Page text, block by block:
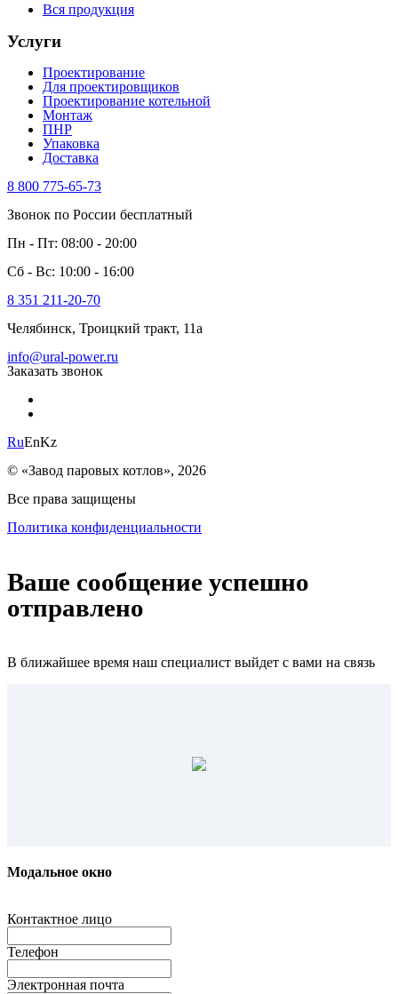
Вся продукция
Услуги
Проектирование
Для проектировщиков
Проектирование котельной
Монтаж
ПНР
Упаковка
Доставка
8 800 775-65-73
Звонок по России бесплатный
Пн - Пт: 08:00 - 20:00
Сб - Вс: 10:00 - 16:00
8 351 211-20-70
Челябинск, Троицкий тракт, 11а
info@ural-power.ru
Заказать звонок
RuEnKz
© «Завод паровых котлов», 2026
Все права защищены
Политика конфиденциальности
Ваше сообщение успешно
отправлено
В ближайшее время наш специалист выйдет с вами на связь
Модальное окно
Контактное лицо
Телефон
Электронная почта